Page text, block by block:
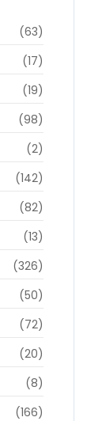
(63)
(17)
(19)
(98)
(2)
(142)
(82)
(13)
(326)
(50)
(72)
(20)
(8)
(166)